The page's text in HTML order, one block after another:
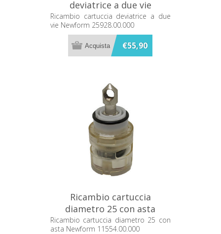
deviatrice a due vie
Newform 25928.00.000
Ricambio cartuccia deviatrice a due
vie Newform 25928.00.000
€55,90
Ricambio cartuccia
diametro 25 con asta
Newform 11554.00.000
Ricambio cartuccia diametro 25 con
asta Newform 11554.00.000